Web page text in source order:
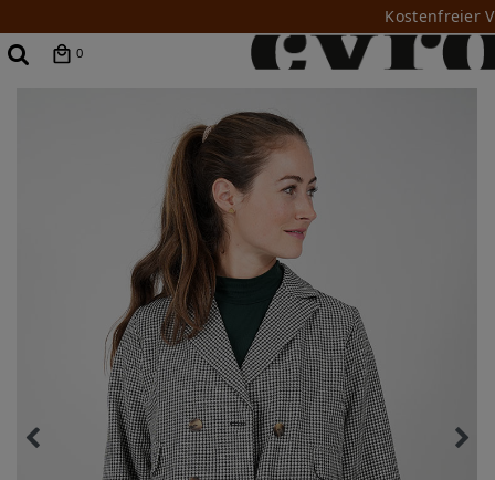
Kostenfreier
0